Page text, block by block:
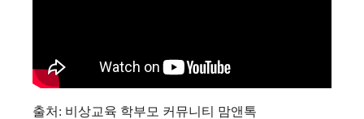
출처: 비상교육 학부모 커뮤니티 맘앤톡